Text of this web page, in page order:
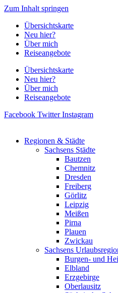
Zum Inhalt springen
Übersichtskarte
Neu hier?
Über mich
Reiseangebote
Übersichtskarte
Neu hier?
Über mich
Reiseangebote
Facebook Twitter Instagram
Regionen & Städte
Sachsens Städte
Bautzen
Chemnitz
Dresden
Freiberg
Görlitz
Leipzig
Meißen
Pirna
Plauen
Zwickau
Sachsens
Burgen- und
Elbland
Erzgebirge
Oberlausitz